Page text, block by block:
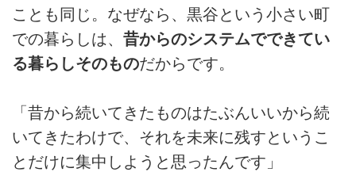
ことも同じ。なぜなら、黒谷という小さい町
での暮らしは、 昔からのシステムでできてい
る暮らしそのものだからです。
「昔から続いてきたものはたぶんいいから続
いてきたわけで、それを未来に残すというこ
とだけに集中しようと思ったんです」